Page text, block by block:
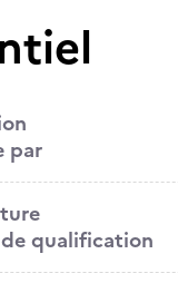
par
qualification